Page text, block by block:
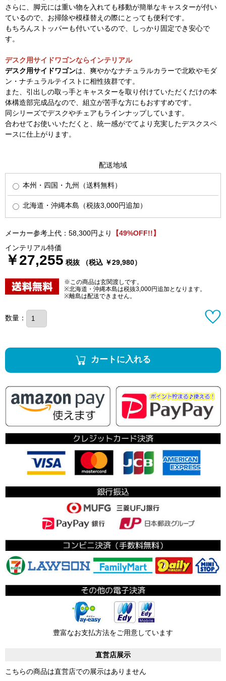
さらに、脚元には重い物を入れても移動が簡単なキャスターが付い
ているので、お掃除や模様替えの際にとっても便利です。
もちろんストッパーも付いているので、しっかり固定でき安心で
す。
デスク用サイドワゴンならインテリアル
デスク用サイドワゴンは、爽やかなナチュラルカラーで北欧やモダ
ン・ナチュラルテイストに相性抜群です。
また、引出しの取っ手とキャスターを取り付けていただくだけの本
体構造部完成品なので、組立が苦手な方にもおすすめです。
同シリーズでデスクやチェアもラインナップしています。
合わせてお使いいただくと、統一感がでてより充実したデスクスペ
ースに仕上がります。
配送地域
本州・四国・九州（送料無料）
北海道・沖縄本島（税抜3,000円追加）
メーカー参考上代：58,300円より
【49%OFF!!】
インテリアル特価
￥27,255 税抜 （税込 ￥29,980）
※この商品は玄関渡しです。
※北海道・沖縄本島は税抜3,000円追加となります。
※離島は配送できません。
数量：
カートに入れる
豊富なお支払方法をご用意しています
直営店展示
こちらの商品は直営店での展示はありません